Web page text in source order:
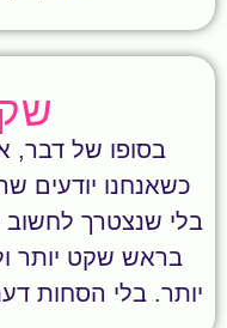
בסופו של דבר,
כשאנחנו יודעים
בלי שנצטרך לחשוב
בראש שקט יותר
יותר. בלי הסחות